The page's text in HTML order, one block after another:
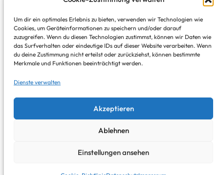
Um dir ein optimales Erlebnis zu bieten, verwenden wir Technologien wie
Cookies, um Geräteinformationen zu speichern und/oder darauf
zuzugreifen. Wenn du diesen Technologien zustimmst, können wir Daten wie
das Surfverhalten oder eindeutige IDs auf dieser Website verarbeiten. Wenn
du deine Zustimmung nicht erteilst oder zurückziehst, können bestimmte
Merkmale und Funktionen beeinträchtigt werden.
Dienste verwalten
Akzeptieren
Ablehnen
Einstellungen ansehen
Adresse
Tal Studio
Alte Freiheit 3
Wuppertal Elberfeld – direkt in der City
InstagramYouTube Pinterest E-Mail